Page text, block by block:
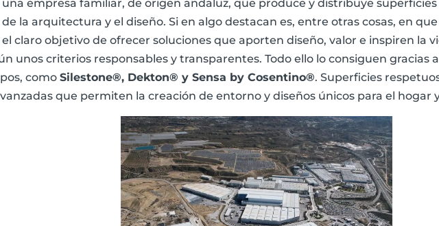
una empresa familiar, de origen andaluz, que produce y distribuye
la arquitectura y el diseño. Si en algo destacan es, entre otras cosas, en
claro objetivo de ofrecer soluciones que aporten diseño, valor e inspiren la
unos criterios responsables y transparentes. Todo ello lo consiguen gracias
comoSilestone®, Dekton® y Sensa by Cosentino®. Superficies
que permiten la creación de entorno y diseños únicos para el hogar